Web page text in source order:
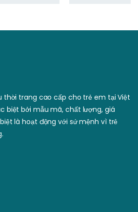
thời trang cao cấp cho trẻ em tại Việt
biệt bởi mẫu mã, chất lượng, giá